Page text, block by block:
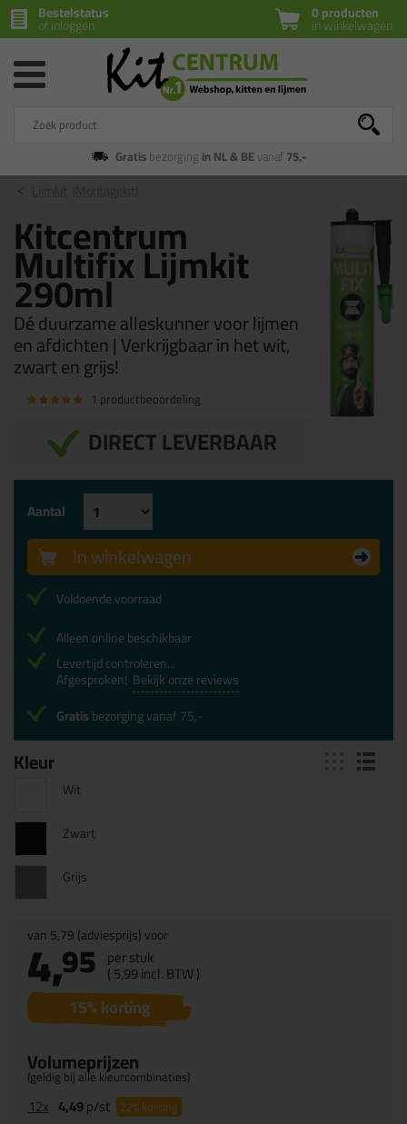
0 producten
in winkelwagen
Bestelstatus
of inloggen
Gratisbezorging in NL & BEvanaf75,-
Kitcentrum
Multifix Lijmkit
290ml
Dé duurzame alleskunner voor lijmen
en afdichten | Verkrijgbaar in het wit,
zwart en grijs!
1 productbeoordeling
DIRECT LEVERBAAR
Kleur
Wit
Zwart
Grijs
van5,79(adviesprijs) voor
4,95 per stuk
(5,99incl. BTW )
15% korting
Volumeprijzen
(geldig bij alle kleurcombinaties)
12x 4,49p/st 22%korting
Aantal
In winkelwagen
Voldoende voorraad
Alleen online beschikbaar
Levertijd controleren...
Afgesproken! Bekijk onze reviews
Gratisbezorging vanaf 75,-